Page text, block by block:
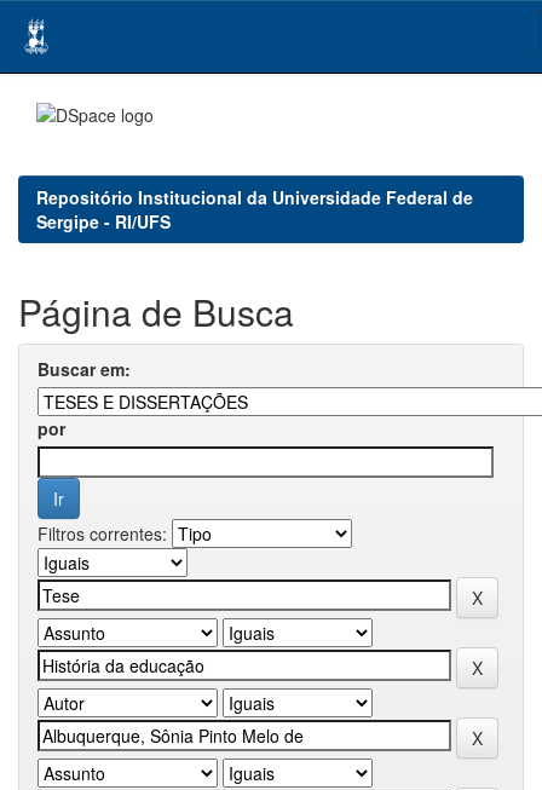
navigation
Repositório Institucional da Universidade Federal de
Sergipe - RI/UFS
Página de Busca
Buscar em:
por
Filtros correntes: